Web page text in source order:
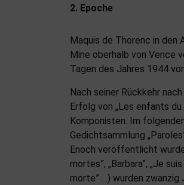
2. Epoche
Maquis de Thorenc in den
Mine oberhalb von Vence
Tagen des Jahres 1944
Nach seiner Rückkehr
Erfolg von „Les enfants
Komponisten. Im
Gedichtsammlung
Enoch veröffentlicht
mortes”, „Barbara”, „Je
morte” …) wurden